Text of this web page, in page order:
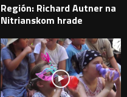
Región: Richard Autner na
Nitrianskom hrade